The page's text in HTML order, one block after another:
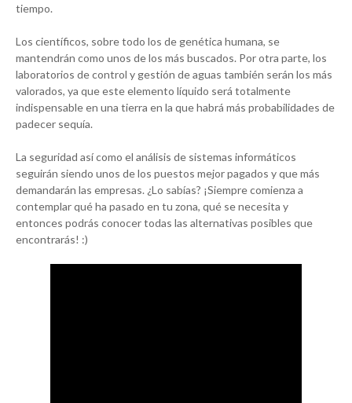
tiempo.
Los científicos, sobre todo los de genética humana, se
mantendrán como unos de los más buscados. Por otra parte, los
laboratorios de control y gestión de aguas también serán los más
valorados, ya que este elemento líquido será totalmente
indispensable en una tierra en la que habrá más probabilidades de
padecer sequía.
La seguridad así como el análisis de sistemas informáticos
seguirán siendo unos de los puestos mejor pagados y que más
demandarán las empresas. ¿Lo sabías? ¡Siempre comienza a
contemplar qué ha pasado en tu zona, qué se necesita y
entonces podrás conocer todas las alternativas posibles que
encontrarás! :)